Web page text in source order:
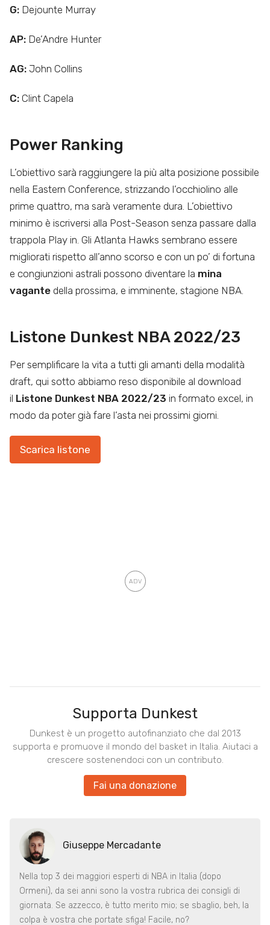
G: Dejounte Murray
AP: De’Andre Hunter
AG: John Collins
C: Clint Capela
Power Ranking
L’obiettivo sarà raggiungere la più alta posizione possibile
nella Eastern Conference, strizzando l’occhiolino alle
prime quattro, ma sarà veramente dura. L’obiettivo
minimo è iscriversi alla Post-Season senza passare dalla
trappola Play in. Gli Atlanta Hawks sembrano essere
migliorati rispetto all’anno scorso e con un po’ di fortuna
e congiunzioni astrali possono diventare la mina
vagante della prossima, e imminente, stagione NBA.
Listone Dunkest NBA 2022/23
Per semplificare la vita a tutti gli amanti della modalità
draft, qui sotto abbiamo reso disponibile al download
il Listone Dunkest NBA 2022/23 in formato excel, in
modo da poter già fare l’asta nei prossimi giorni.
Scarica listone
Supporta Dunkest
Dunkest è un progetto autofinanziato che dal 2013
supporta e promuove il mondo del basket in Italia. Aiutaci a
crescere sostenendoci con un contributo.
Fai una donazione
Giuseppe Mercadante
Nella top 3 dei maggiori esperti di NBA in Italia (dopo
Ormeni), da sei anni sono la vostra rubrica dei consigli di
giornata. Se azzecco, è tutto merito mio; se sbaglio, beh, la
colpa è vostra che portate sfiga! Facile, no?